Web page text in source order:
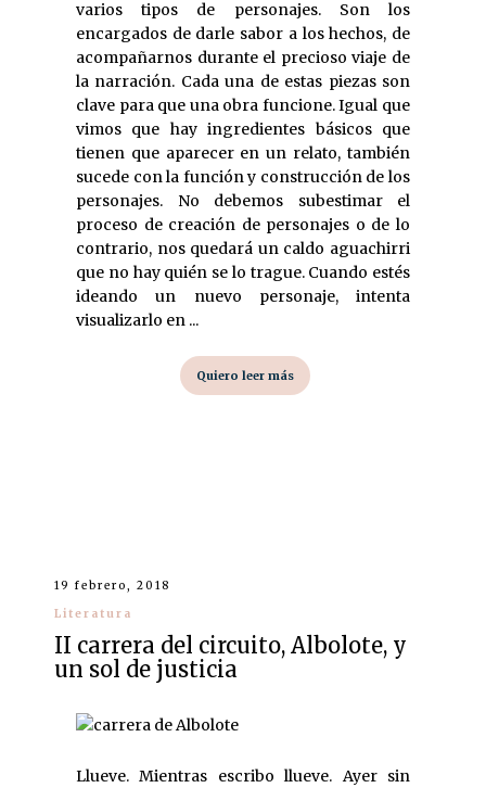
varios tipos de personajes. Son los
encargados de darle sabor a los hechos, de
acompañarnos durante el precioso viaje de
la narración. Cada una de estas piezas son
clave para que una obra funcione. Igual que
vimos que hay ingredientes básicos que
tienen que aparecer en un relato, también
sucede con la función y construcción de los
personajes. No debemos subestimar el
proceso de creación de personajes o de lo
contrario, nos quedará un caldo aguachirri
que no hay quién se lo trague. Cuando estés
ideando un nuevo personaje, intenta
visualizarlo en ...
Quiero leer más
19 febrero, 2018
Literatura
II carrera del circuito, Albolote, y
un sol de justicia
Llueve. Mientras escribo llueve. Ayer sin